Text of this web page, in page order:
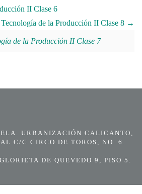
II Clase 6
Tecnología de la Producción II Clase 8
de la Producción II Clase 7
URBANIZACIÓN CALICANTO,
C/C CIRCO DE TOROS, NO. 6.
DE QUEVEDO 9, PISO 5.